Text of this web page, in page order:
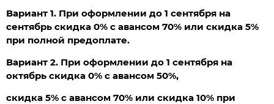
Вариант 1. При оформлении до 1 сентября на
сентябрь скидка 0% с авансом 70% или скидка 5%
при полной предоплате.
Вариант 2. При оформлении до 1 сентября на
октябрь скидка 0% с авансом 50%,
скидка 5% с авансом 70% или скидка 10% при